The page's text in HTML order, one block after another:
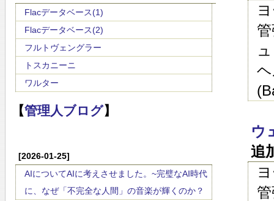
Flacデータベース(1)
Flacデータベース(2)
フルトヴェングラー
トスカニーニ
ワルター
【管理人ブログ】
[2026-01-25]
AIについてAIに考えさせました。~完璧なAI時代
に、なぜ「不完全な人間」の音楽が輝くのか？
ウ
追